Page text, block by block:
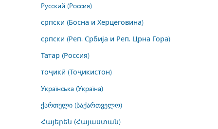
Русский (Россия)
српски (Босна и Херцеговина)
српски (Реп. Србија и Реп. Црна Гора)
Татар (Россия)
тоҷикӣ (Тоҷикистон)
Українська (Україна)
ქართული (საქართველო)
Հայերեն (Հայաստան)